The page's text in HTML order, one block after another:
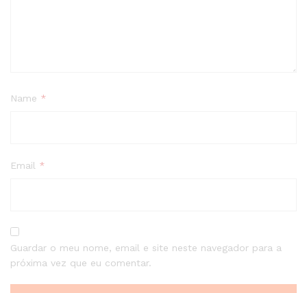
Name *
Email *
Guardar o meu nome, email e site neste navegador para a
próxima vez que eu comentar.